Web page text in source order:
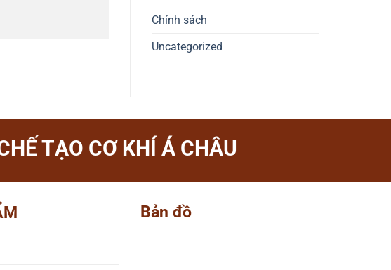
Chính sách
Uncategorized
TẠO CƠ KHÍ Á CHÂU
Bản đồ